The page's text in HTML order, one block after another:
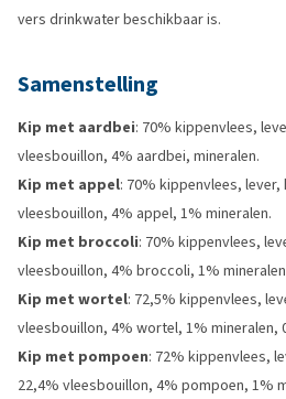
vers drinkwater beschikbaar is.
Samenstelling
Kip met aardbei: 70% kippenvlees,
vleesbouillon, 4% aardbei, mineralen.
Kip met appel: 70% kippenvlees,
vleesbouillon, 4% appel, 1% mineralen.
Kip met broccoli: 70% kippenvlees,
vleesbouillon, 4% broccoli, 1%
Kip met wortel: 72,5% kippenvlees,
vleesbouillon, 4% wortel, 1% mineralen,
Kip met pompoen: 72% kippenvlees,
22,4% vleesbouillon, 4% pompoen, 1%